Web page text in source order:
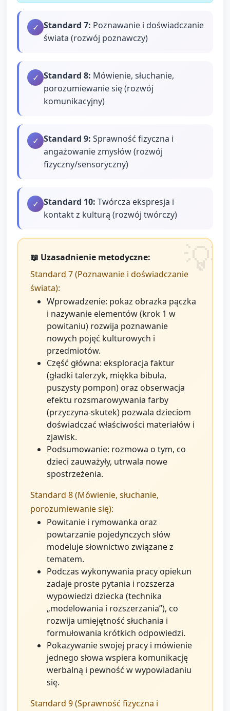
✓ Standard 7: Poznawanie i doświadczanie
świata (rozwój poznawczy)
✓ Standard 8: Mówienie, słuchanie,
porozumiewanie się (rozwój
komunikacyjny)
✓ Standard 9: Sprawność fizyczna i
angażowanie zmysłów (rozwój
fizyczny/sensoryczny)
✓ Standard 10: Twórcza ekspresja i
kontakt z kulturą (rozwój twórczy)
📖 Uzasadnienie metodyczne:
Standard 7 (Poznawanie i doświadczanie
świata):
Wprowadzenie: pokaz obrazka pączka
i nazywanie elementów (krok 1 w
powitaniu) rozwija poznawanie
nowych pojęć kulturowych i
przedmiotów.
Część główna: eksploracja faktur
(gładki talerzyk, miękka bibuła,
puszysty pompon) oraz obserwacja
efektu rozsmarowywania farby
(przyczyna-skutek) pozwala dzieciom
doświadczać właściwości materiałów i
zjawisk.
Podsumowanie: rozmowa o tym, co
dzieci zauważyły, utrwala nowe
spostrzeżenia.
Standard 8 (Mówienie, słuchanie,
porozumiewanie się):
Powitanie i rymowanka oraz
powtarzanie pojedynczych słów
modeluje słownictwo związane z
tematem.
Podczas wykonywania pracy opiekun
zadaje proste pytania i rozszerza
wypowiedzi dziecka (technika
„modelowania i rozszerzania”), co
rozwija umiejętność słuchania i
formułowania krótkich odpowiedzi.
Pokazywanie swojej pracy i mówienie
jednego słowa wspiera komunikację
werbalną i pewność w wypowiadaniu
się.
Standard 9 (Sprawność fizyczna i